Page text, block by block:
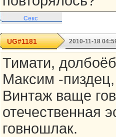
Секс
UG#1181 2010-11-18
Тимати,
Максим -
Винтаж ваще
отечественная
говношлак.